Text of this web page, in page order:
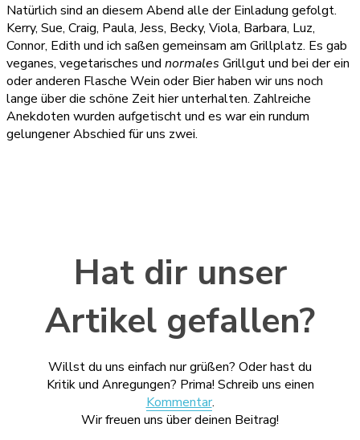
Natürlich sind an diesem Abend alle der Einladung gefolgt.
Kerry, Sue, Craig, Paula, Jess, Becky, Viola, Barbara, Luz,
Connor, Edith und ich saßen gemeinsam am Grillplatz. Es gab
veganes, vegetarisches und normales Grillgut und bei der ein
oder anderen Flasche Wein oder Bier haben wir uns noch
lange über die schöne Zeit hier unterhalten. Zahlreiche
Anekdoten wurden aufgetischt und es war ein rundum
gelungener Abschied für uns zwei.
Hat dir unser
Artikel gefallen?
Willst du uns einfach nur grüßen? Oder hast du
Kritik und Anregungen? Prima! Schreib uns einen
Kommentar.
Wir freuen uns über deinen Beitrag!